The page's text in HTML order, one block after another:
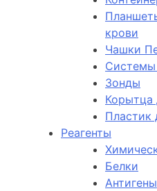
крови
Чашки
Системы
Зонды
Корытца
Пластик
Реагенты
Белки
Антигены